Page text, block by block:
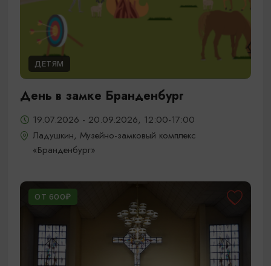
ДЕТЯМ
День в замке Бранденбург
19.07.2026 - 20.09.2026, 12:00-17:00
Ладушкин, Музейно-замковый комплекс
«Бранденбург»
ОТ 600₽